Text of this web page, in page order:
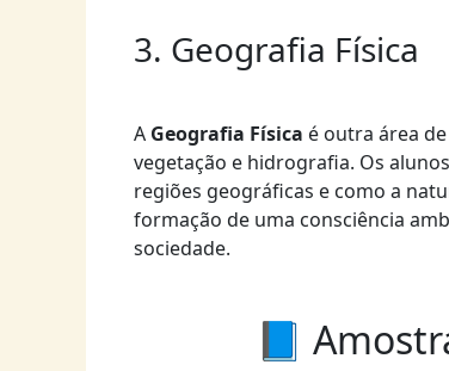
3. Geografia Física
A Geografia Física é outra área
vegetação e hidrografia. Os
regiões geográficas e como a
formação de uma consciência
sociedade.
📘